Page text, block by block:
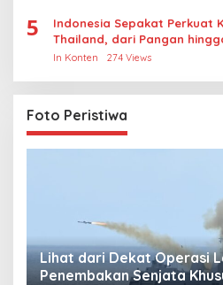
5
Indonesia Sepakat Perkuat
Thailand, dari Pangan
In Konten 274 Views
Foto Peristiwa
Lihat dari Dekat Operasi
Penembakan Senjata